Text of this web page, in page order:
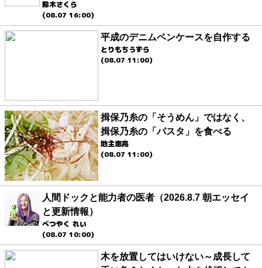
鈴木さくら
(08.07 16:00)
平成のデニムペンケースを自作する
とりもちうずら
(08.07 11:00)
揖保乃糸の「そうめん」ではなく、
揖保乃糸の「パスタ」を食べる
地主恵亮
(08.07 11:00)
人間ドックと能力者の医者（2026.8.7 朝エッセイ
と更新情報）
べつやく れい
(08.07 10:00)
木を放置してはいけない～成長して